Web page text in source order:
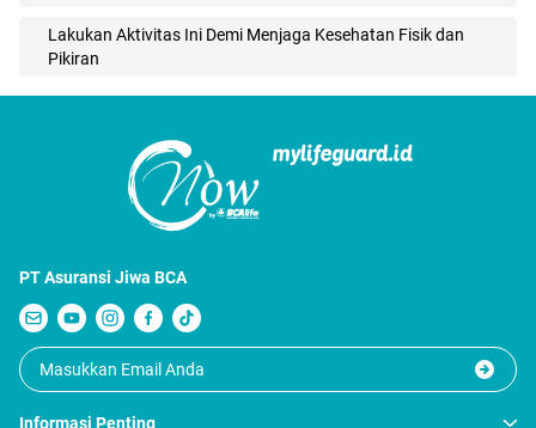
Lakukan Aktivitas Ini Demi Menjaga Kesehatan Fisik dan
Pikiran
PT Asuransi Jiwa BCA
Informasi Penting